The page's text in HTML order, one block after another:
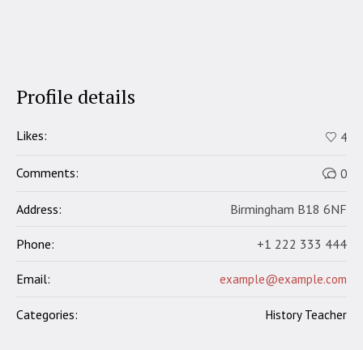
Profile details
Likes: 4
Comments: 0
Address: Birmingham B18 6NF
Phone: +1 222 333 444
Email: example@example.com
Categories: History Teacher